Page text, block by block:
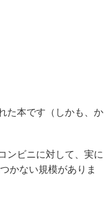
た本です（しかも、か
ビニに対して、実に
かない規模がありま